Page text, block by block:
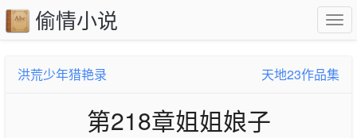
偷情小说
洪荒少年猎艳录 天地23作品集
第218章姐姐娘子